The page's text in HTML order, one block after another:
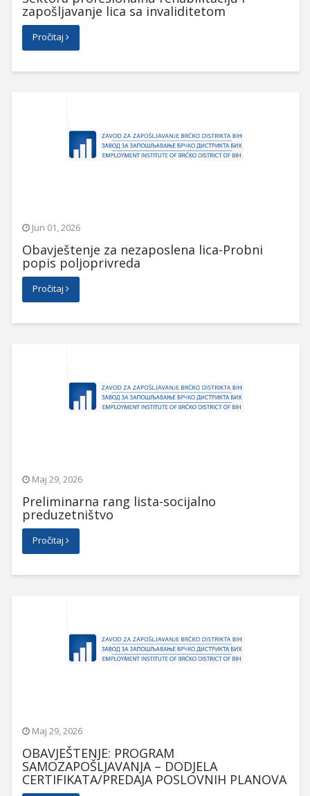
zapošljavanje lica sa invaliditetom
Pročitaj
Jun 01, 2026
Obavještenje za nezaposlena lica-Probni
popis poljoprivreda
Pročitaj
Maj 29, 2026
Preliminarna rang lista-socijalno
preduzetništvo
Pročitaj
Maj 29, 2026
OBAVJEŠTENJE: PROGRAM
SAMOZAPOŠLJAVANJA – DODJELA
CERTIFIKATA/PREDAJA POSLOVNIH PLANOVA